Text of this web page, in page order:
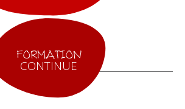
FORMATION
CONTINUE